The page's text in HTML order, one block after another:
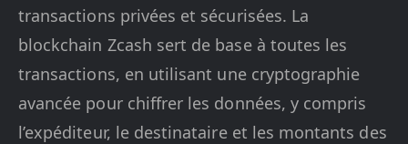
transactions privées et sécurisées. La
blockchain Zcash sert de base à toutes les
transactions, en utilisant une cryptographie
avancée pour chiffrer les données, y compris
l’expéditeur, le destinataire et les montants des